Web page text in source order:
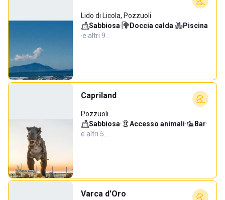
Lido di Licola, Pozzuoli
Sabbiosa· Doccia calda·
Piscina
·e altri 9…
Capriland
Pozzuoli
Sabbiosa· Accesso animali· Bar·
e altri 5…
Varca d'Oro